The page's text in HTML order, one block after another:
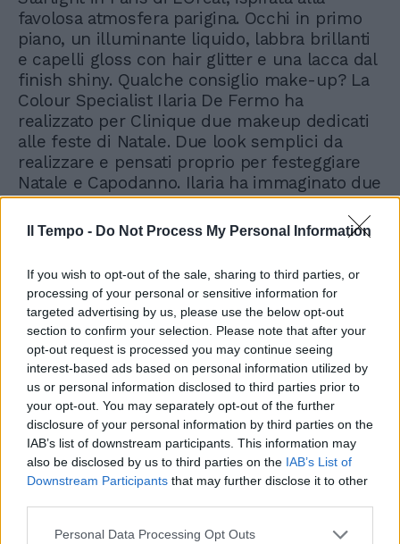
Il Tempo - Do Not Process My Personal Information
If you wish to opt-out of the sale, sharing to third parties, or
processing of your personal or sensitive information for
targeted advertising by us, please use the below opt-out
section to confirm your selection. Please note that after your
opt-out request is processed you may continue seeing
interest-based ads based on personal information utilized by
us or personal information disclosed to third parties prior to
your opt-out. You may separately opt-out of the further
disclosure of your personal information by third parties on the
IAB’s list of downstream participants. This information may
also be disclosed by us to third parties on the IAB’s List of
Downstream Participants that may further disclose it to other
Personal Data Processing Opt Outs
favolosa atmosfera parigina. Occhi in primo
piano, un illuminante liquido, labbra brillanti
e capelli gloss con hair glitter e una lacca dal
finish shiny. Qualche consiglio make-up? La
Colour Specialist Ilaria De Fermo ha
realizzato per Clinique due makeup dedicati
alle feste di Natale. Due look semplici da
realizzare e pensati proprio per festeggiare
Natale e Capodanno. Ilaria ha immaginato due
tipi di donna, una dai toni caldi, la carnagione
olivastra e gli occhi scuri; e l'altra dai toni
freddi, i capelli, gli occhi e l'incarnato chiari.
Il look più caldo mette il focus sulle labbra, di
un rosso intenso, mentre dedica agli occhi
un look naturale, intensificando lo sguardo
grazie all'uso di una generosa dose di
mascara. Una buona base, con un velo di
correttore per correggere macchie e
discromie e illuminare la zona perioculare,
sono fissati dalla cipria in una tonalità neutra,
adatta a tutti gli incarnati. Le gote sono
illuminate dal Blush e gli occhi possono
essere resi più intensi e profondi in modo
molto naturale. Abbondiamo col mascara e
sulle labbra via libera al rosso più intenso
dall'effetto pieno e intenso. Il look dai toni